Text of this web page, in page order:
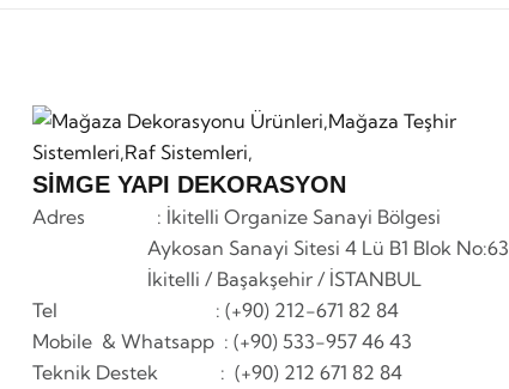
SİMGE YAPI DEKORASYON
Adres : İkitelli Organize Sanayi Bölgesi
Aykosan Sanayi Sitesi 4 Lü B1 Blok No:63
İkitelli / Başakşehir / İSTANBUL
Tel : (+90) 212-671 82 84
Mobile & Whatsapp : (+90) 533-957 46 43
Teknik Destek : (+90) 212 671 82 84